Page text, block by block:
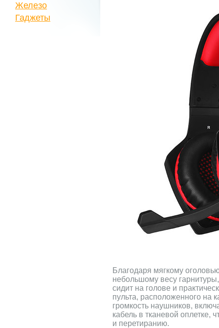
Благодаря мягкому
небольшому весу
сидит на голове и
пульта, расположенного на
громкость наушников,
кабель в тканевой оплетке,
и перетиранию.
Железо
Гаджеты